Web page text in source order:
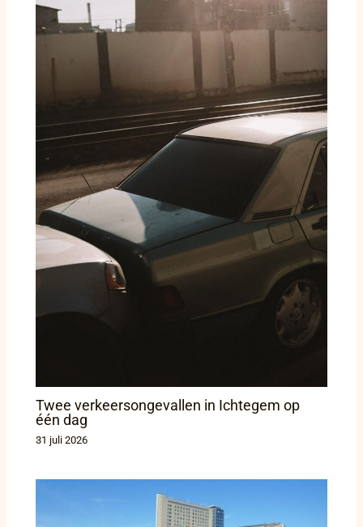
Twee verkeersongevallen in Ichtegem op
één dag
31 juli 2026